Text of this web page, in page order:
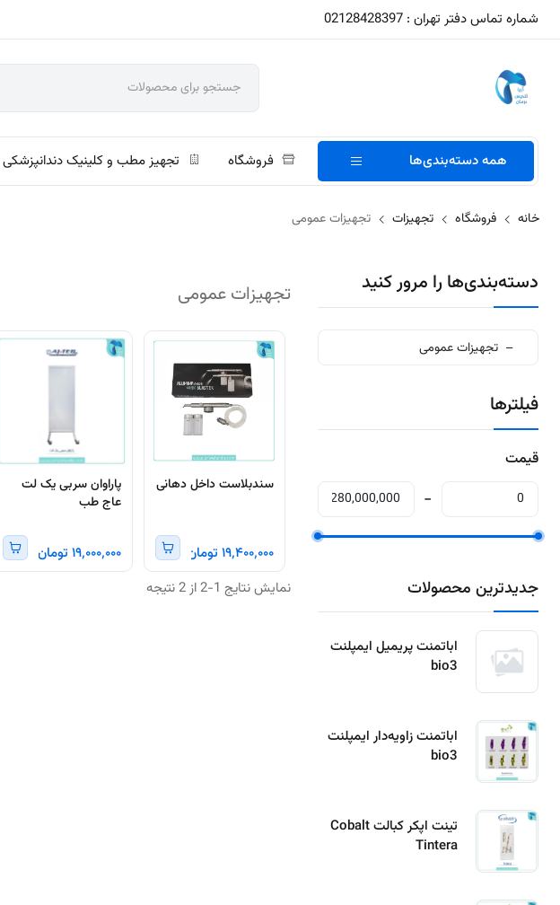
شماره تماس دفتر تهران : 02128428397
همه دسته‌بندی‌ها فروشگاه تجهیز مطب و کلینیک دندانپزشکی
خانه فروشگاه تجهیزات تجهیزات عمومی
دسته‌بندی‌ها را مرور کنید
فیلترها
قیمت
جدیدترین محصولات
اباتمنت پریمیل ایمپلنت
bio3
اباتمنت زاویه‌دار ایمپلنت
bio3
تینت اپکر کبالت Cobalt
Tintera
تجهیزات عمومی
سندبلاست داخل دهانی
۱۹٬۴۰۰٬۰۰۰ تومان
پاراوان سربی یک لت
عاج طب
۱۹٬۰۰۰٬۰۰۰ تومان
نمایش نتایج 1-2 از 2 نتیجه